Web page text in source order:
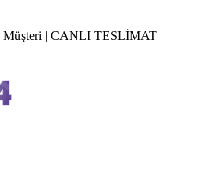
Müşteri | CANLI TESLİMAT